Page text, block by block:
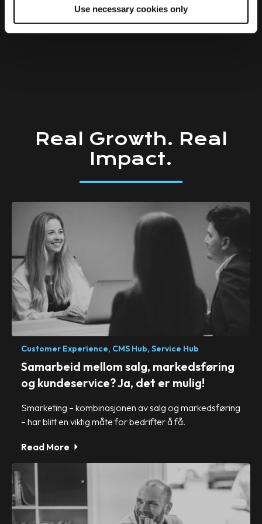
Use necessary cookies only
Real Growth. Real
Impact.
Customer Experience, CMS Hub, Service Hub
Samarbeid mellom salg, markedsføring
og kundeservice? Ja, det er mulig!
Smarketing – kombinasjonen av salg og markedsføring
– har blitt en viktig måte for bedrifter å få.
Read More